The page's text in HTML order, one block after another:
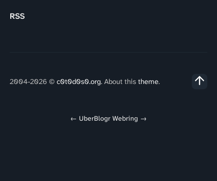
RSS
2004-2026 © c0t0d0s0.org. About this theme.
← UberBlogr Webring →